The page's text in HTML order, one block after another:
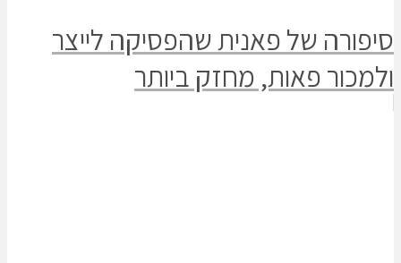
סיפורה של פאנית שהפסיקה לייצר
ולמכור פאות, מחזק ביותר